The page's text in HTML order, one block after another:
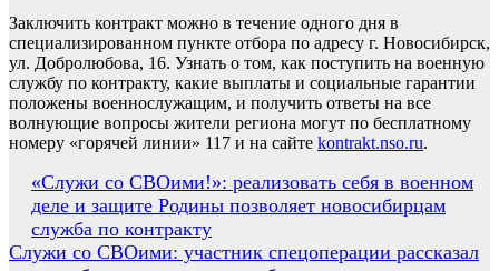
Заключить контракт можно в течение одного дня в
специализированном пункте отбора по адресу г. Новосибирск,
ул. Добролюбова, 16. Узнать о том, как поступить на военную
службу по контракту, какие выплаты и социальные гарантии
положены военнослужащим, и получить ответы на все
волнующие вопросы жители региона могут по бесплатному
номеру «горячей линии» 117 и на сайте kontrakt.nso.ru.
Навигация
по
записям
«Служи со СВОими!»: реализовать себя в военном
деле и защите Родины позволяет новосибирцам
служба по контракту
Служи со СВОими: участник спецоперации рассказал